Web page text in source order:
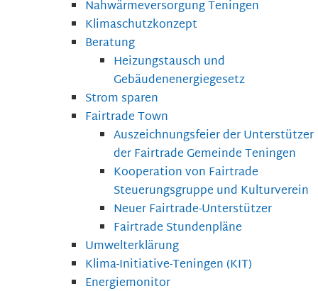
Nahwärmeversorgung Teningen
Klimaschutzkonzept
Beratung
Heizungstausch und
Gebäudenenergiegesetz
Strom sparen
Fairtrade Town
Auszeichnungsfeier der Unterstützer
der Fairtrade Gemeinde Teningen
Kooperation von Fairtrade
Steuerungsgruppe und Kulturverein
Neuer Fairtrade-Unterstützer
Fairtrade Stundenpläne
Umwelterklärung
Klima-Initiative-Teningen (KIT)
Energiemonitor